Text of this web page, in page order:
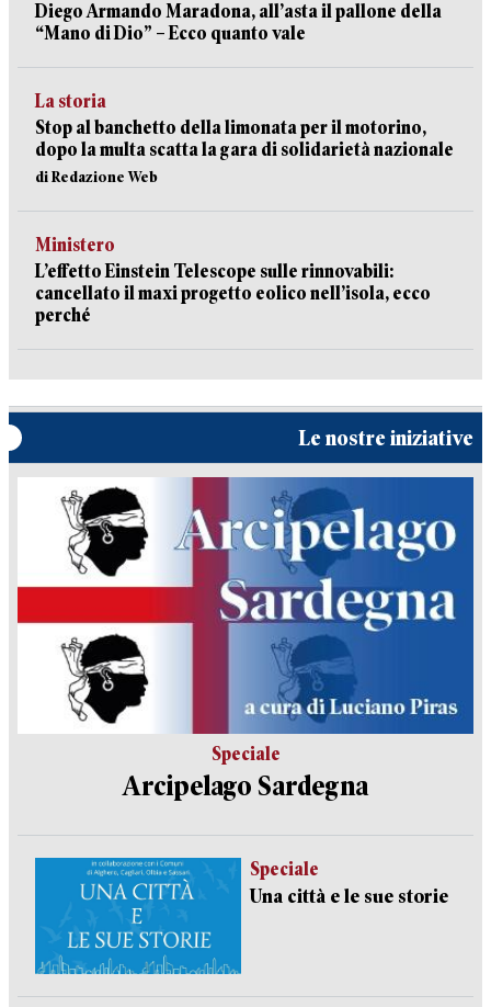
Diego Armando Maradona, all’asta il pallone della
“Mano di Dio” – Ecco quanto vale
La storia
Stop al banchetto della limonata per il motorino,
dopo la multa scatta la gara di solidarietà nazionale
di Redazione Web
Ministero
L’effetto Einstein Telescope sulle rinnovabili:
cancellato il maxi progetto eolico nell’isola, ecco
perché
Le nostre iniziative
Speciale
Arcipelago Sardegna
Speciale
Una città e le sue storie